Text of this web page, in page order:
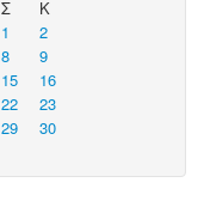
Σ
Κ
1
2
8
9
15
16
22
23
29
30